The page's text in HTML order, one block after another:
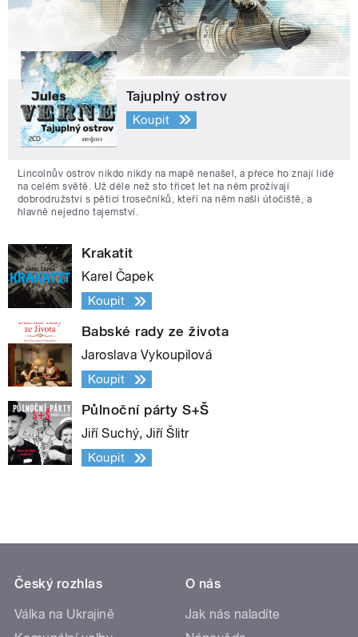
Tajuplný ostrov
Koupit
Lincolnův ostrov nikdo nikdy na mapě nenašel, a přece ho znají lidé
na celém světě. Už déle než sto třicet let na něm prožívají
dobrodružství s pěticí trosečníků, kteří na něm našli útočiště, a
hlavně nejedno tajemství.
Krakatit
Karel Čapek
Koupit
Babské rady ze života
Jaroslava Vykoupilová
Koupit
Půlnoční párty S+Š
Jiří Suchý, Jiří Šlitr
Koupit
Český rozhlas
Válka na Ukrajině
O nás
Jak nás naladíte